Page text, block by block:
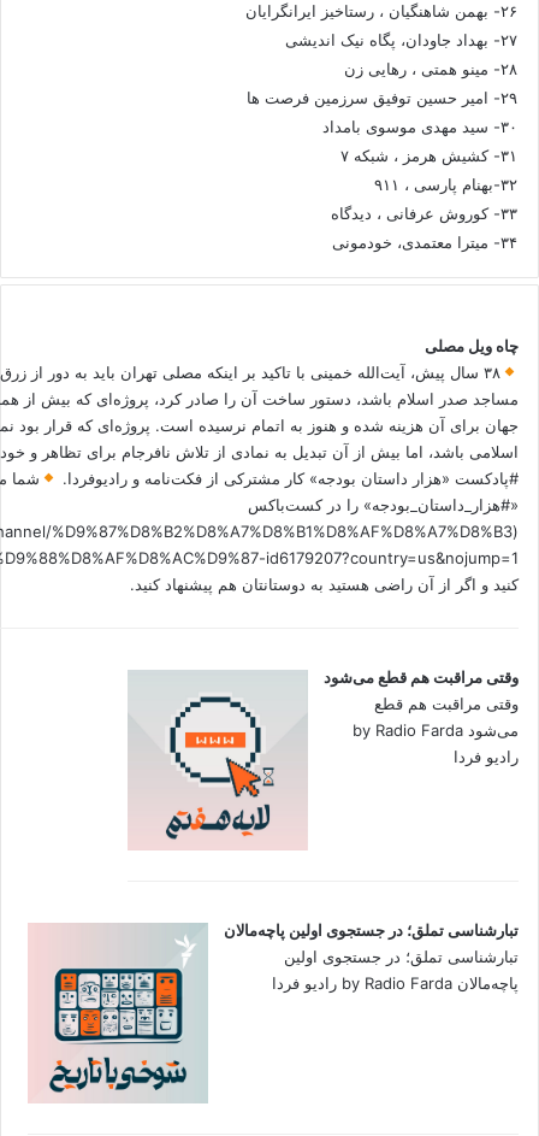
۲۶- بهمن شاهنگیان ، رستاخیز ایرانگرایان
۲۷- بهداد جاودان، پگاه نیک اندیشی
۲۸- مینو همتی ، رهایی زن
۲۹- امیر حسین توفیق سرزمین فرصت ها
۳۰- سید مهدی موسوی بامداد
۳۱- کشیش هرمز ، شبکه ۷
۳۲-بهنام پارسی ، ۹۱۱
۳۳- کوروش عرفانی ، دیدگاه
۳۴- میترا معتمدی، خودمونی
چاه ویل مصلی
۳۸ سال پیش، آیت‌الله خمینی با تاکید بر اینکه مصلی تهران باید به دور از
مساجد صدر اسلام باشد، دستور ساخت آن را صادر کرد، پروژه‌ای که بیش از
جهان برای آن هزینه شده و هنوز به اتمام نرسیده است. پروژه‌ای که قرار بود
اسلامی باشد، اما بیش از آن تبدیل به نمادی از تلاش نافرجام برای تظاهر و
#پادکست «هزار داستان بودجه» کار مشترکی از فکت‌نامه و رادیوفردا.
شما
«#هزار_داستان_بودجه» را در کست‌باکس
%D9%87%D8%B2%D8%A7%D8%B1%D8%AF%D8%A7%D8%B3
کنید و اگر از آن راضی هستید به دوستانتان هم پیشنهاد کنید.
وقتی مراقبت هم قطع می‌شود
وقتی مراقبت هم قطع
می‌شود by Radio Farda
رادیو فردا
تبارشناسی تملق؛ در جستجوی اولین‌ پاچه‌مالان
تبارشناسی تملق؛ در جستجوی اولین‌
پاچه‌مالان by Radio Farda رادیو فردا